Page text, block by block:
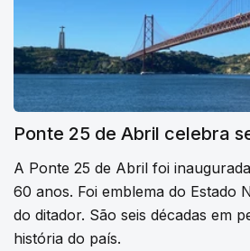
Ponte 25 de Abril celebra
A Ponte 25 de Abril foi
60 anos. Foi emblema do Estado
do ditador. São seis décadas em
história do país.